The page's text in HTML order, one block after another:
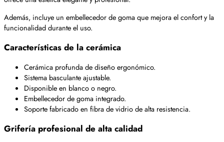
Además, incluye un embellecedor de goma que mejora el confort y la
funcionalidad durante el uso.
Características de la cerámica
Cerámica profunda de diseño ergonómico.
Sistema basculante ajustable.
Disponible en blanco o negro.
Embellecedor de goma integrado.
Soporte fabricado en fibra de vidrio de alta resistencia.
Grifería profesional de alta calidad